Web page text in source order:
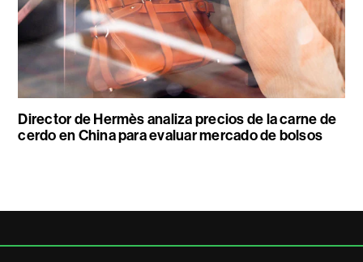
Director de Hermès analiza precios de la carne de
cerdo en China para evaluar mercado de bolsos